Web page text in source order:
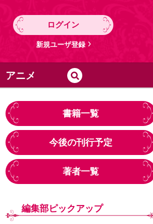
ログイン
新規ユーザ登録
アニメ
書籍一覧
今後の刊行予定
著者一覧
編集部ピックアップ